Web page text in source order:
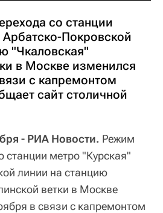
со станции
Покровской
"Чкаловская"
в Москве изменился
с капремонтом
сайт столичной
- РИА Новости. Режим
станции метро "Курская"
линии на станцию
ветки в Москве
в связи с капремонтом